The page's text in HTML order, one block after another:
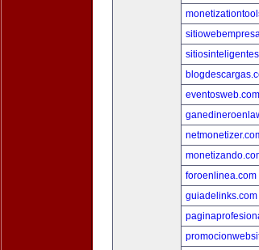
eventosweb.com
foroenlinea.com
guiadelinks.com